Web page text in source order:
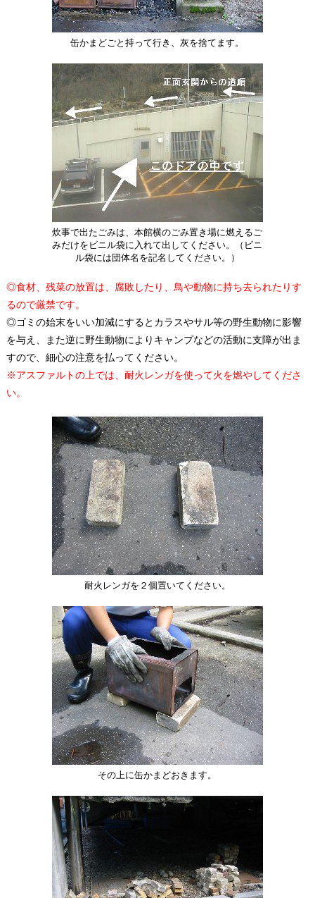
缶かまどごと持って行き、灰を捨てます。
炊事で出たごみは、本館横のごみ置き場に燃えるご
みだけをビニル袋に入れて出してください。（ビニ
ル袋には団体名を記名してください。）
◎食材、残菜の放置は、腐敗したり、鳥や動物に持ち去られたりす
るので厳禁です。
◎ゴミの始末をいい加減にするとカラスやサル等の野生動物に影響
を与え、また逆に野生動物によりキャンプなどの活動に支障が出ま
すので、細心の注意を払ってください。
※アスファルトの上では、耐火レンガを使って火を燃やしてくださ
い。
耐火レンガを２個置いてください。
その上に缶かまどおきます。